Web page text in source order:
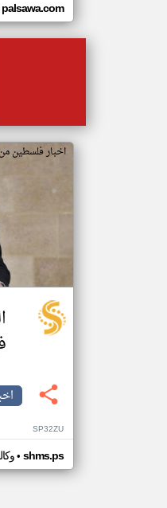
palsawa.com
اخبار فلسطين
SP32ZU
• shms.ps